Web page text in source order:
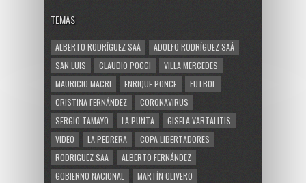
TEMAS
ALBERTO RODRÍGUEZ SAÁ
ADOLFO RODRÍGUEZ SAÁ
SAN LUIS
CLAUDIO POGGI
VILLA MERCEDES
MAURICIO MACRI
ENRIQUE PONCE
FUTBOL
CRISTINA FERNÁNDEZ
CORONAVIRUS
SERGIO TAMAYO
LA PUNTA
GISELA VARTALITIS
VIDEO
LA PEDRERA
COPA LIBERTADORES
RODRIGUEZ SAA
ALBERTO FERNÁNDEZ
GOBIERNO NACIONAL
MARTÍN OLIVERO